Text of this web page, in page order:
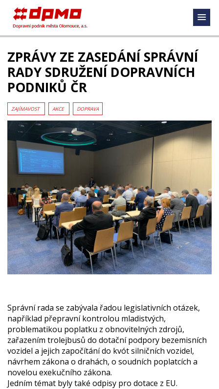
ZPRÁVY ZE ZASEDÁNÍ SPRÁVNÍ
RADY SDRUŽENÍ DOPRAVNÍCH
PODNIKŮ ČR
ZAJÍMAVOST AKCE DOPRAVA
Správní rada se zabývala řadou legislativních otázek,
například přepravní kontrolou mladistvých,
problematikou poplatku z obnovitelných zdrojů,
zařazením trolejbusů do dotační podpory bezemisních
vozidel a jejich započítání do kvót silničních vozidel,
návrhem zákona o drahách, o soudních poplatcích a
novelou exekučního zákona.
Jedním témat byly také odpisy pro dotace z EU.